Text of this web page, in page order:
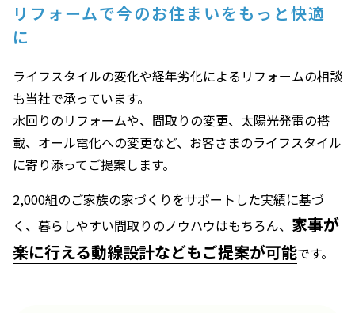
リフォームで今のお住まいをもっと快適
に
ライフスタイルの変化や経年劣化によるリフォームの相談
も当社で承っています。
水回りのリフォームや、間取りの変更、太陽光発電の搭
載、オール電化への変更など、お客さまのライフスタイル
に寄り添ってご提案します。
2,000組のご家族の家づくりをサポートした実績に基づ
く、暮らしやすい間取りのノウハウはもちろん、 家事が
楽に行える動線設計などもご提案が可能です。